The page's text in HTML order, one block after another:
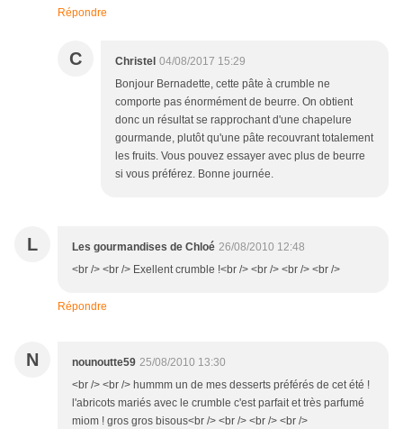
Répondre
C Christel 04/08/2017 15:29
Bonjour Bernadette, cette pâte à crumble ne
comporte pas énormément de beurre. On obtient
donc un résultat se rapprochant d'une chapelure
gourmande, plutôt qu'une pâte recouvrant totalement
les fruits. Vous pouvez essayer avec plus de beurre
si vous préférez. Bonne journée.
L Les gourmandises de Chloé 26/08/2010 12:48
<br /> <br /> Exellent crumble !<br /> <br /> <br /> <br />
Répondre
N nounoutte59 25/08/2010 13:30
<br /> <br /> hummm un de mes desserts préférés de cet été !
l'abricots mariés avec le crumble c'est parfait et très parfumé
miom ! gros gros bisous<br /> <br /> <br /> <br />